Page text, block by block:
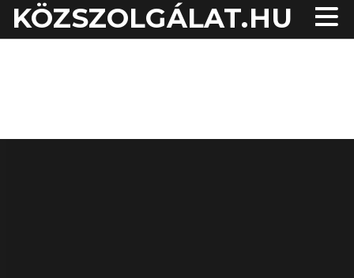
KÖZSZOLGÁLAT.HU